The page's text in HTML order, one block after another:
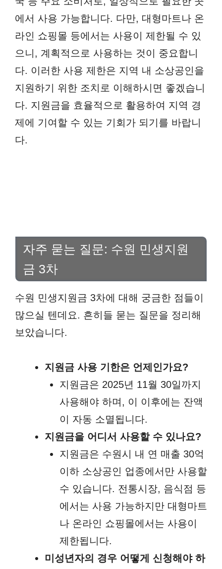
에서 사용 가능합니다. 다만, 대형마트나 온
라인 쇼핑몰 등에서는 사용이 제한될 수 있
으니, 계획적으로 사용하는 것이 중요합니
다. 이러한 사용 제한은 지역 내 소상공인을
지원하기 위한 조치로 이해하시면 좋겠습니
다. 지원금을 효율적으로 활용하여 지역 경
제에 기여할 수 있는 기회가 되기를 바랍니
다.
자주 묻는 질문: 수원 민생지원
금 3차
수원 민생지원금 3차에 대해 궁금한 점들이
많으실 텐데요. 흔히들 묻는 질문을 정리해
보았습니다.
지원금 사용 기한은 언제인가요?
지원금은 2025년 11월 30일까지
사용해야 하며, 이 이후에는 잔액
이 자동 소멸됩니다.
지원금을 어디서 사용할 수 있나요?
지원금은 수원시 내 연 매출 30억
이하 소상공인 업종에서만 사용할
수 있습니다. 전통시장, 음식점 등
에서는 사용 가능하지만 대형마트
나 온라인 쇼핑몰에서는 사용이
제한됩니다.
미성년자의 경우 어떻게 신청해야 하